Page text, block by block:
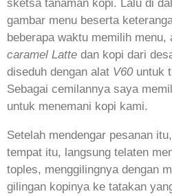
sketsa tanaman kopi. Lalu di
gambar menu beserta
beberapa waktu memilih
caramel Latte dan kopi dari
diseduh dengan alat V60untuk
Sebagai cemilannya saya
untuk menemani kopi kami.
Setelah mendengar pesanan
tempat itu, langsung telaten
toples, menggilingnya dengan
gilingan kopinya ke tatakan